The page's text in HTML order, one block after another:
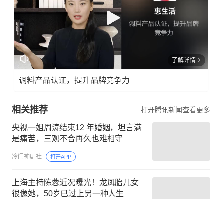
了解详情
调料产品认证，提升品牌竞争力
相关推荐 打开腾讯新闻查看更多
央视一姐周涛结束12 年婚姻，坦言满
是痛苦，三观不合再久也难相守
冷门神剧社 打开APP
上海主持陈蓉近况曝光！龙凤胎儿女
很像她，50岁已过上另一种人生